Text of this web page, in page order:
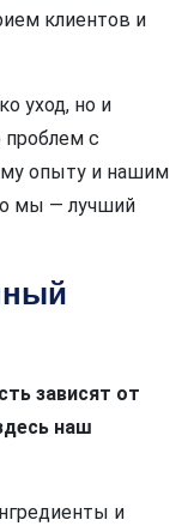
клиентов и
уход, но и
с
опыту и нашим
мы — лучший
зависят от
наш
и